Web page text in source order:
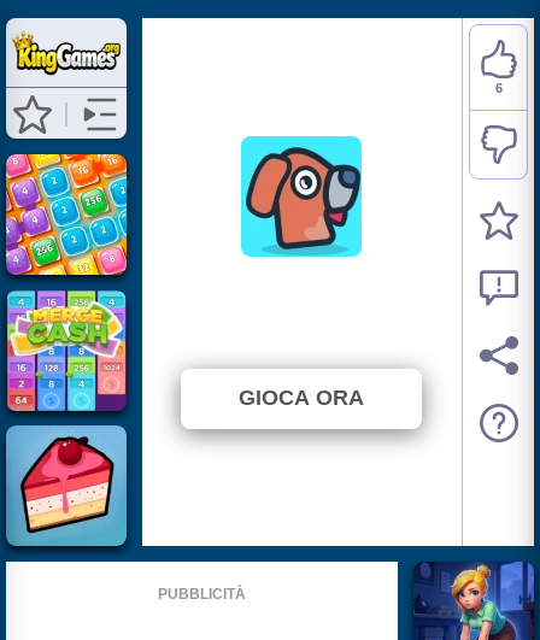
GIOCA ORA
6
PUBBLICITÀ